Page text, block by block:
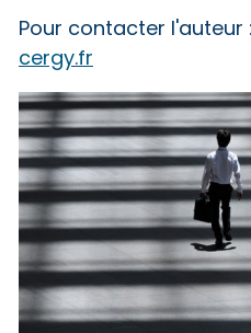
Pour contacter l'auteur :
cergy.fr